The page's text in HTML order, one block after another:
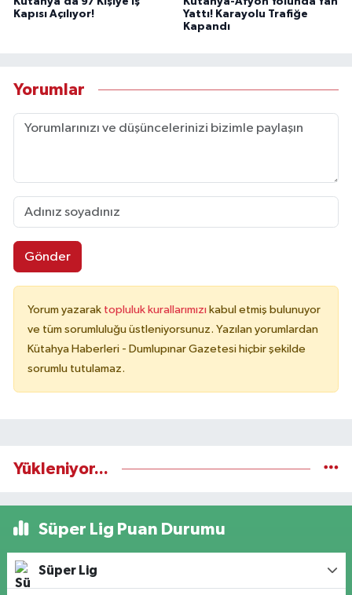
Kapısı Açılıyor!
Yattı! Karayolu Trafiğe
Kapandı
Yorumlar
Gönder
Yorum yazarak topluluk kurallarımızı kabul etmiş bulunuyor
ve tüm sorumluluğu üstleniyorsunuz. Yazılan yorumlardan
Kütahya Haberleri - Dumlupınar Gazetesi hiçbir şekilde
sorumlu tutulamaz.
Yükleniyor...
Süper Lig Puan Durumu
Süper Lig